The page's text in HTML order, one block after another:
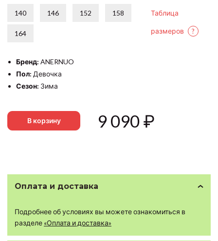
140 146 152 158
164
Таблица
размеров ?
Бренд: ANERNUO
Пол: Девочка
Сезон: Зима
В корзину 9 090₽
Оплата и доставка
Подробнее об условиях вы можете ознакомиться в
разделе «Оплата и доставка»